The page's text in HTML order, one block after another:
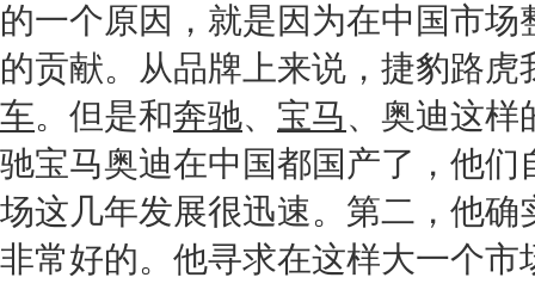
的一个原因，就是因为在中国市
的贡献。从品牌上来说， 捷豹路虎
车。但是和奔驰、 宝马、 奥迪这样
驰宝马奥迪在中国都国产了，他们
场这几年发展很迅速。第二，他确
非常好的。他寻求在这样大一个